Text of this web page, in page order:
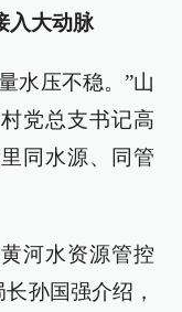
入大动脉
水压不稳。”山
党总支书记高
同水源、同管
河水资源管控
孙国强介绍，